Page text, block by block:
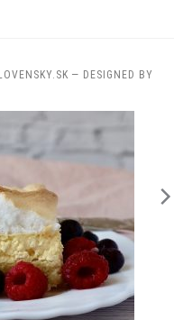
— DESIGNED BY